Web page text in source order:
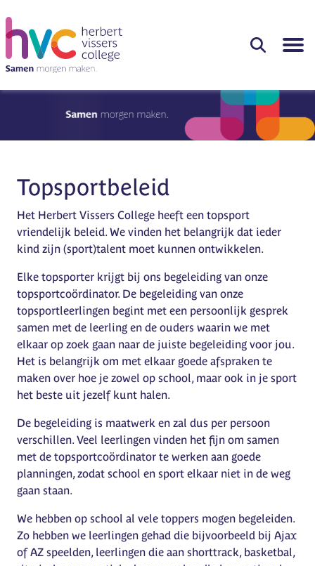
Topsportbeleid
Het Herbert Vissers College heeft een topsport
vriendelijk beleid. We vinden het belangrijk dat ieder
kind zijn (sport)talent moet kunnen ontwikkelen.
Elke topsporter krijgt bij ons begeleiding van onze
topsportcoördinator. De begeleiding van onze
topsportleerlingen begint met een persoonlijk gesprek
samen met de leerling en de ouders waarin we met
elkaar op zoek gaan naar de juiste begeleiding voor jou.
Het is belangrijk om met elkaar goede afspraken te
maken over hoe je zowel op school, maar ook in je sport
het beste uit jezelf kunt halen.
De begeleiding is maatwerk en zal dus per persoon
verschillen. Veel leerlingen vinden het fijn om samen
met de topsportcoördinator te werken aan goede
planningen, zodat school en sport elkaar niet in de weg
gaan staan.
We hebben op school al vele toppers mogen begeleiden.
Zo hebben we leerlingen gehad die bijvoorbeeld bij Ajax
of AZ speelden, leerlingen die aan shorttrack, basketbal,